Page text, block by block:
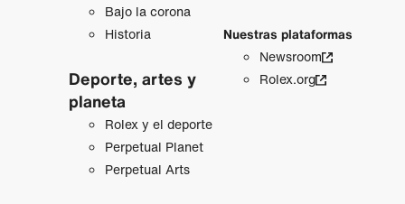
Bajo la corona
Historia
Deporte, artes y
planeta
Rolex y el deporte
Perpetual Planet
Perpetual Arts
Nuestras plataformas
Newsroom
Rolex.org